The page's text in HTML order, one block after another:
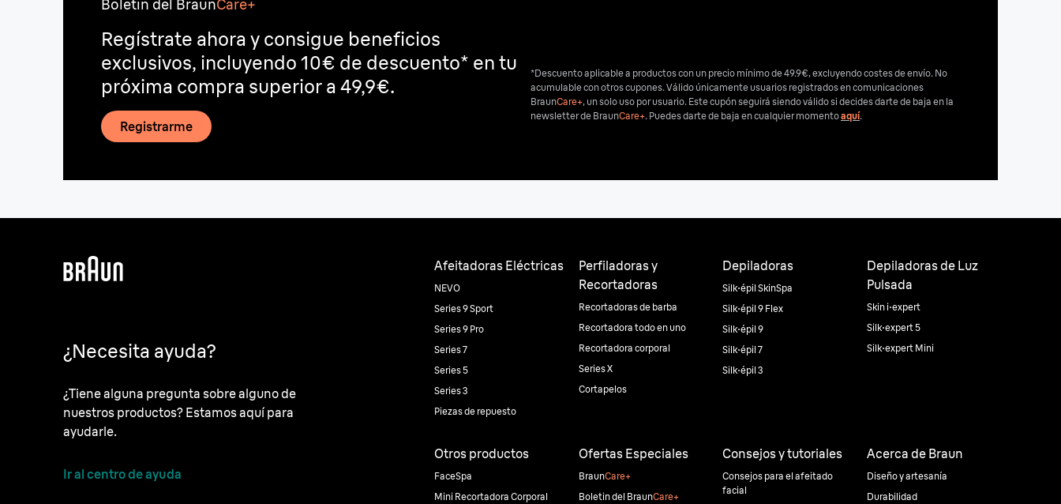
Boletín del BraunCare+
Regístrate ahora y consigue beneficios
exclusivos, incluyendo 10€ de descuento* en tu
próxima compra superior a 49,9€.
Registrarme
*Descuento aplicable a productos con un precio mínimo de 49.9€, excluyendo costes de envío. No
acumulable con otros cupones. Válido únicamente usuarios registrados en comunicaciones
BraunCare+, un solo uso por usuario. Este cupón seguirá siendo válido si decides darte de baja en la
newsletter de BraunCare+. Puedes darte de baja en cualquier momentoaquí.
¿Necesita ayuda?
¿Tiene alguna pregunta sobre alguno de
nuestros productos? Estamos aquí para
ayudarle.
Ir al centro de ayuda
Afeitadoras Eléctricas
NEVO
Series 9 Sport
Series 9 Pro
Series 7
Series 5
Series 3
Piezas de repuesto
Perfiladoras y
Recortadoras
Recortadoras de barba
Recortadora todo en uno
Recortadora corporal
Series X
Cortapelos
Depiladoras
Silk·épil SkinSpa
Silk·épil 9 Flex
Silk·épil 9
Silk·épil 7
Silk·épil 3
Depiladoras de Luz
Pulsada
Skin i·expert
Silk·expert 5
Silk·expert Mini
Otros productos
FaceSpa
Mini Recortadora Corporal
Ofertas Especiales
BraunCare+
Boletin del BraunCare+
Consejos y tutoriales
Consejos para el afeitado
facial
Acerca de Braun
Diseño y artesanía
Durabilidad